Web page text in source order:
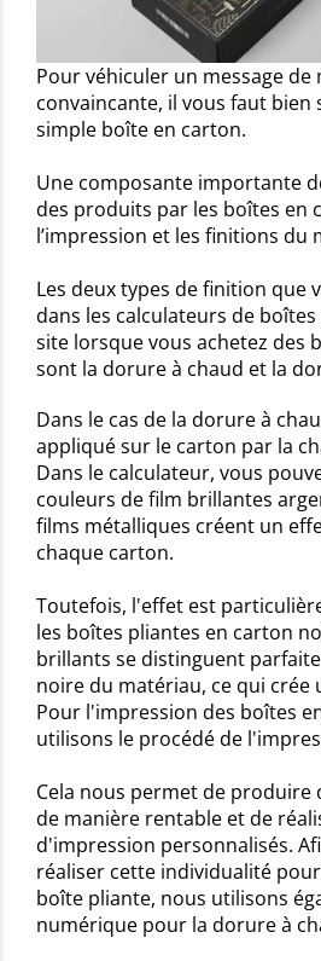
Pour véhiculer un message
convaincante, il vous faut
simple boîte en carton.
Une composante importante
des produits par les boîtes en
l’impression et les finitions du
Les deux types de finition que
dans les calculateurs de
site lorsque vous achetez des
sont la dorure à chaud et la
Dans le cas de la dorure à
appliqué sur le carton par la
Dans le calculateur, vous
couleurs de film brillantes
films métalliques créent un
chaque carton.
Toutefois, l'effet est
les boîtes pliantes en carton
brillants se distinguent
noire du matériau, ce qui crée
Pour l'impression des boîtes
utilisons le procédé de
Cela nous permet de produire
de manière rentable et de
d'impression personnalisés.
réaliser cette individualité
boîte pliante, nous utilisons
numérique pour la dorure à